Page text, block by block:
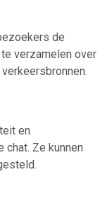
de
verzamelen over
en
Ze kunnen